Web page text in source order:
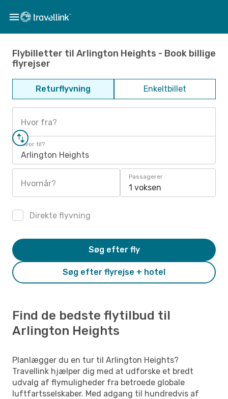
Flybilletter til Arlington Heights - Book billige
flyrejser
Returflyvning Enkeltbillet
Hvor fra?
Hvor til?
Arlington Heights
Hvornår?
Passagerer
1 voksen
Direkte flyvning
Søg efter flyrejse + hotel
Søg efter fly
Find de bedste flytilbud til
Arlington Heights
Planlægger du en tur til Arlington Heights?
Travellink hjælper dig med at udforske et bredt
udvalg af flymuligheder fra betroede globale
luftfartsselskaber. Med adgang til hundredvis af